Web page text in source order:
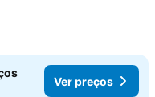
Ver preços